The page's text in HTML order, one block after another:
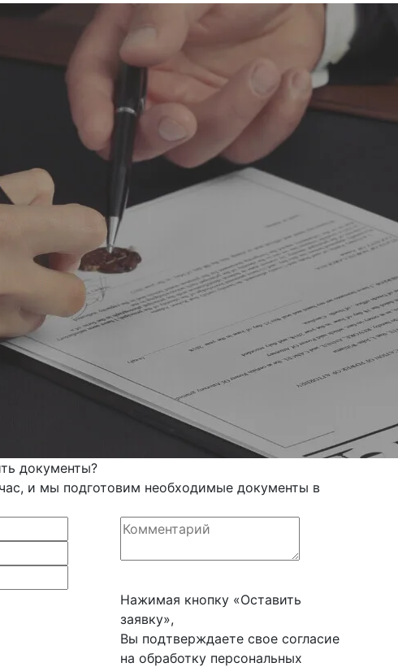
документы?
и мы подготовим необходимые документы в
Нажимая кнопку «Оставить
заявку»,
Вы подтверждаете свое согласие
на обработку персональных